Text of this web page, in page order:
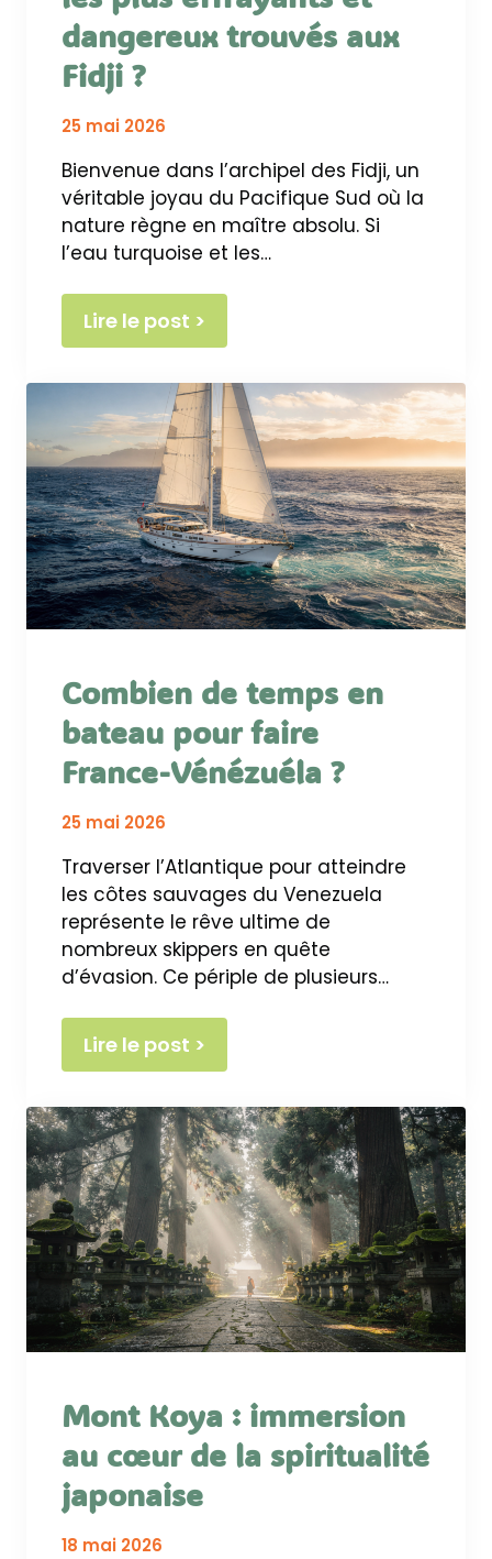
dangereux trouvés aux
Fidji ?
25 mai 2026
Bienvenue dans l’archipel des Fidji, un
véritable joyau du Pacifique Sud où la
nature règne en maître absolu. Si
l’eau turquoise et les…
Lire le post >
Combien de temps en
bateau pour faire
France-Vénézuéla ?
25 mai 2026
Traverser l’Atlantique pour atteindre
les côtes sauvages du Venezuela
représente le rêve ultime de
nombreux skippers en quête
d’évasion. Ce périple de plusieurs…
Lire le post >
Mont Koya : immersion
au cœur de la spiritualité
japonaise
18 mai 2026